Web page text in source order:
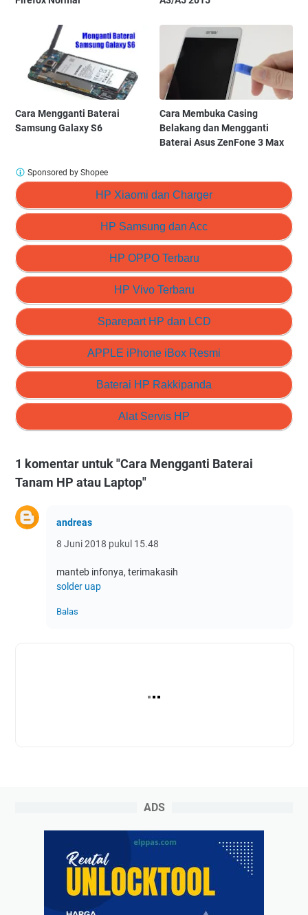
Cara Mengganti Baterai
Samsung Galaxy S6
Cara Membuka Casing
Belakang dan Mengganti
Baterai Asus ZenFone 3 Max
HP Xiaomi dan Charger
HP Samsung dan Acc
HP OPPO Terbaru
HP Vivo Terbaru
Sparepart HP dan LCD
APPLE iPhone iBox Resmi
Baterai HP Rakkipanda
Alat Servis HP
Sponsored by Shopee
1 komentar untuk "Cara Mengganti Baterai
Tanam HP atau Laptop"
andreas
8 Juni 2018 pukul 15.48
manteb infonya, terimakasih
solder uap
Balas
ADS